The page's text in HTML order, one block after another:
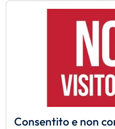
Consentito e non